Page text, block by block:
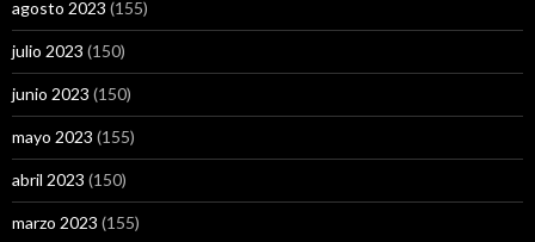
agosto 2023 (155)
julio 2023 (150)
junio 2023 (150)
mayo 2023 (155)
abril 2023 (150)
marzo 2023 (155)